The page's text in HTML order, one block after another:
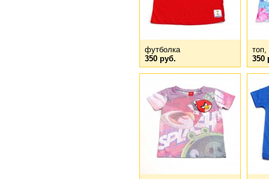
футболка
350 руб.
350